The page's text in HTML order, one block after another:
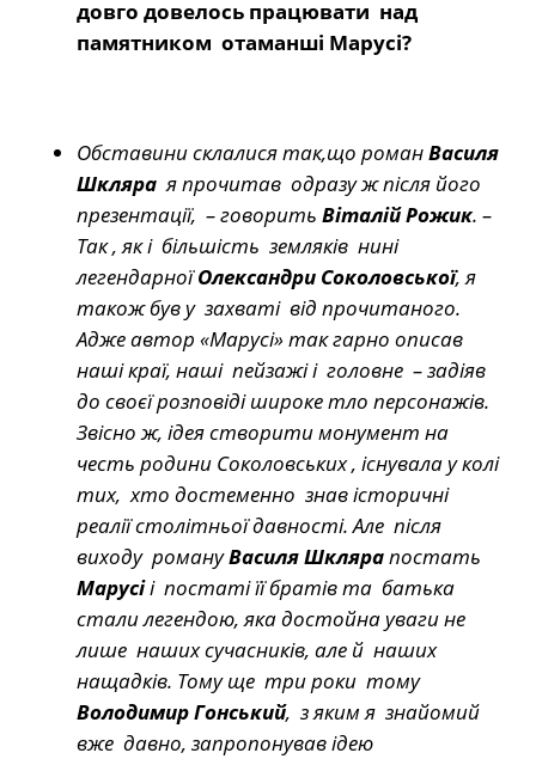
довго довелось працювати над
памятником отаманші Марусі?
Обставини склалися так,що романВасиля
Шкляра я прочитав одразу ж після його
презентації, – говорить Віталій Рожик. –
Так , як і більшість земляків нині
легендарноїОлександри Соколовської, я
також був у захваті від прочитаного.
Адже автор «Марусі» так гарно описав
наші краї, наші пейзажі і головне – задіяв
до своєї розповіді широке тло персонажів.
Звісно ж, ідея створити монумент на
честь родини Соколовських , існувала у колі
тих, хто достеменно знав історичні
реалії столітньої давності. Але після
виходу романуВасиля Шклярапостать
Марусіі постаті її братів та батька
стали легендою, яка достойна уваги не
лише наших сучасників, але й наших
нащадків. Тому ще три роки тому
Володимир Гонський, з яким я знайомий
вже давно, запропонував ідею